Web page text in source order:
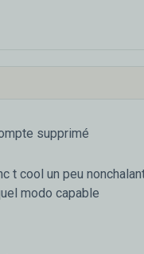
supprimé
t cool un peu
modo capable